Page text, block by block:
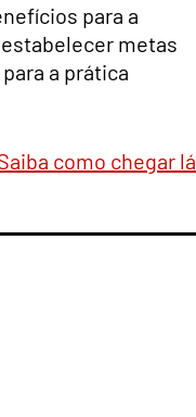
para a
metas
a prática
como chegar lá